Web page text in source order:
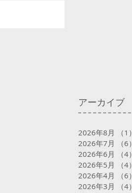
アーカイブ
2026年8月 （1）
2026年7月
（6）
2026年6月
（4）
2026年5月
（4）
2026年4月
（6）
2026年3月
（4）